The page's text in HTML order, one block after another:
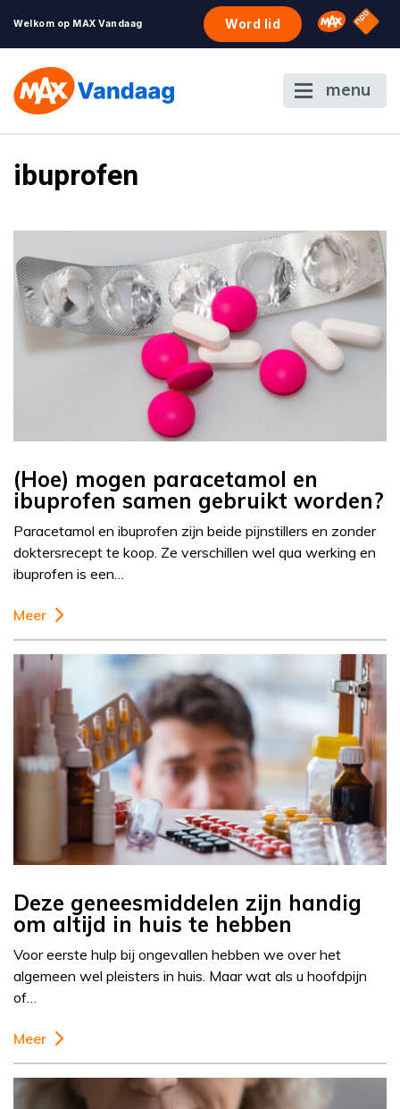
Welkom op MAX Vandaag Word lid Omroep
NPO
menu
ibuprofen
(Hoe) mogen paracetamol en
ibuprofen samen gebruikt worden?
Paracetamol en ibuprofen zijn beide pijnstillers en zonder
doktersrecept te koop. Ze verschillen wel qua werking en
ibuprofen is een…
Meer
Deze geneesmiddelen zijn handig
om altijd in huis te hebben
Voor eerste hulp bij ongevallen hebben we over het
algemeen wel pleisters in huis. Maar wat als u hoofdpijn
of…
Meer